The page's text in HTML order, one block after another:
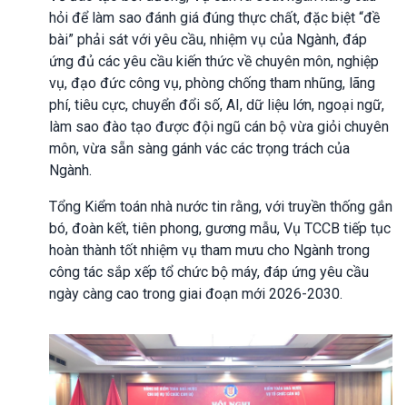
hỏi để làm sao đánh giá đúng thực chất, đặc biệt “đề
bài” phải sát với yêu cầu, nhiệm vụ của Ngành, đáp
ứng đủ các yêu cầu kiến thức về chuyên môn, nghiệp
vụ, đạo đức công vụ, phòng chống tham nhũng, lãng
phí, tiêu cực, chuyển đổi số, AI, dữ liệu lớn, ngoại ngữ,
làm sao đào tạo được đội ngũ cán bộ vừa giỏi chuyên
môn, vừa sẵn sàng gánh vác các trọng trách của
Ngành.
Tổng Kiểm toán nhà nước tin rằng, với truyền thống gắn
bó, đoàn kết, tiên phong, gương mẫu, Vụ TCCB tiếp tục
hoàn thành tốt nhiệm vụ tham mưu cho Ngành trong
công tác sắp xếp tổ chức bộ máy, đáp ứng yêu cầu
ngày càng cao trong giai đoạn mới 2026-2030.